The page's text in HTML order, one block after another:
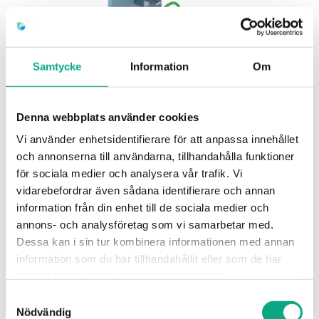
Samtycke Information Om
Denna webbplats använder cookies
Vi använder enhetsidentifierare för att anpassa innehållet
och annonserna till användarna, tillhandahålla funktioner
för sociala medier och analysera vår trafik. Vi
vidarebefordrar även sådana identifierare och annan
information från din enhet till de sociala medier och
annons- och analysföretag som vi samarbetar med.
Dessa kan i sin tur kombinera informationen med annan
information som du har tillhandahållit eller som de har
Nödvändig
En effektiv insats som rengör rören invändigt,
förbättrar flödet och minskar risken för stopp.
Avloppsspolning i Landskrona